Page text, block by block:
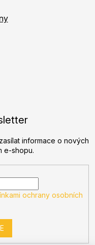
informace o nových
e-shopu.
ochrany osobních